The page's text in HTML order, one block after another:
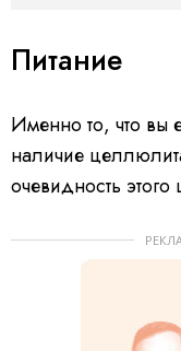
Питание
Именно то, что вы
наличие
очевидность